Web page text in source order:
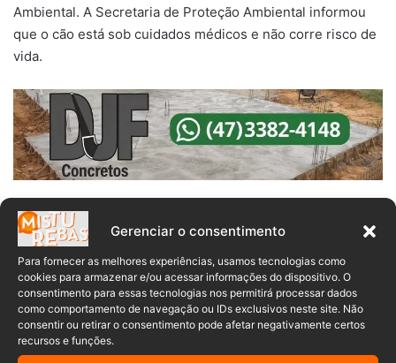
Gerenciar o consentimento
Para fornecer as melhores experiências, usamos tecnologias como
cookies para armazenar e/ou acessar informações do dispositivo. O
consentimento para essas tecnologias nos permitirá processar dados
como comportamento de navegação ou IDs exclusivos neste site. Não
consentir ou retirar o consentimento pode afetar negativamente certos
recursos e funções.
Ambiental. A Secretaria de Proteção Ambiental informou
que o cão está sob cuidados médicos e não corre risco de
vida.
Agressão Blumenau cachorro
crime Enxadada maus tratos
Prisão Santa Catarina